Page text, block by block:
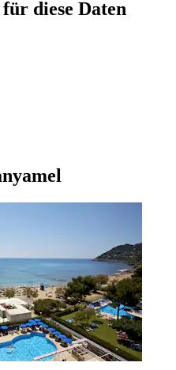
diese Daten